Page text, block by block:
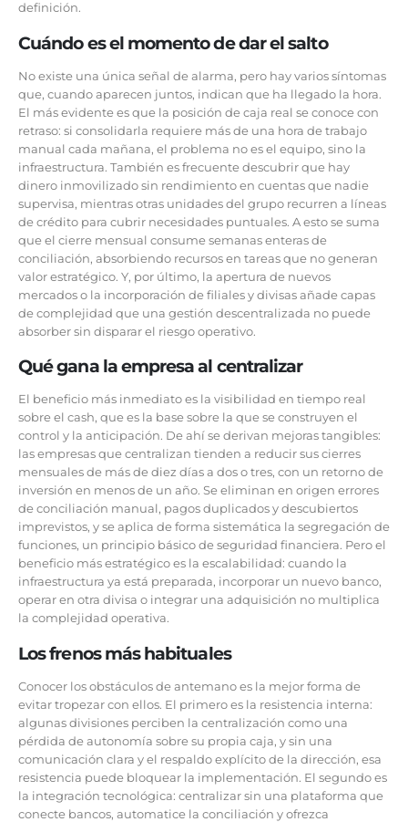
definición.
Cuándo es el momento de dar el salto
No existe una única señal de alarma, pero hay varios síntomas
que, cuando aparecen juntos, indican que ha llegado la hora.
El más evidente es que la posición de caja real se conoce con
retraso: si consolidarla requiere más de una hora de trabajo
manual cada mañana, el problema no es el equipo, sino la
infraestructura. También es frecuente descubrir que hay
dinero inmovilizado sin rendimiento en cuentas que nadie
supervisa, mientras otras unidades del grupo recurren a líneas
de crédito para cubrir necesidades puntuales. A esto se suma
que el cierre mensual consume semanas enteras de
conciliación, absorbiendo recursos en tareas que no generan
valor estratégico. Y, por último, la apertura de nuevos
mercados o la incorporación de filiales y divisas añade capas
de complejidad que una gestión descentralizada no puede
absorber sin disparar el riesgo operativo.
Qué gana la empresa al centralizar
El beneficio más inmediato es la visibilidad en tiempo real
sobre el cash, que es la base sobre la que se construyen el
control y la anticipación. De ahí se derivan mejoras tangibles:
las empresas que centralizan tienden a reducir sus cierres
mensuales de más de diez días a dos o tres, con un retorno de
inversión en menos de un año. Se eliminan en origen errores
de conciliación manual, pagos duplicados y descubiertos
imprevistos, y se aplica de forma sistemática la segregación de
funciones, un principio básico de seguridad financiera. Pero el
beneficio más estratégico es la escalabilidad: cuando la
infraestructura ya está preparada, incorporar un nuevo banco,
operar en otra divisa o integrar una adquisición no multiplica
la complejidad operativa.
Los frenos más habituales
Conocer los obstáculos de antemano es la mejor forma de
evitar tropezar con ellos. El primero es la resistencia interna:
algunas divisiones perciben la centralización como una
pérdida de autonomía sobre su propia caja, y sin una
comunicación clara y el respaldo explícito de la dirección, esa
resistencia puede bloquear la implementación. El segundo es
la integración tecnológica: centralizar sin una plataforma que
conecte bancos, automatice la conciliación y ofrezca